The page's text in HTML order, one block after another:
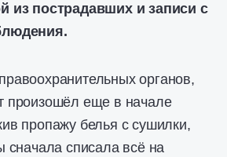
из пострадавших и записи с
органов,
произошёл еще в начале
пропажу белья с сушилки,
сначала списала всё на